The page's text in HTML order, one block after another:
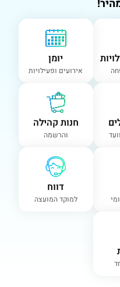
יומן
אירועים ופעילויות
חנות קהילה
והרשמה
דווח
למוקד המועצה